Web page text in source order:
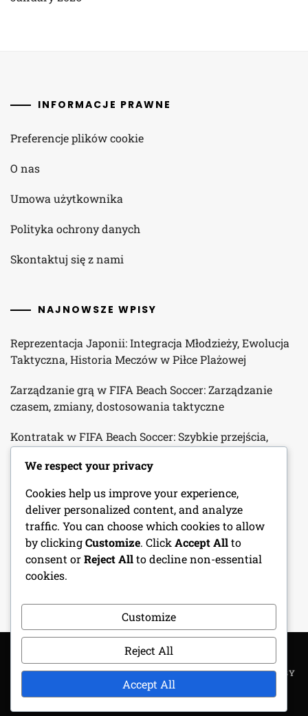
INFORMACJE PRAWNE
Preferencje plików cookie
O nas
Umowa użytkownika
Polityka ochrony danych
Skontaktuj się z nami
NAJNOWSZE WPISY
Reprezentacja Japonii: Integracja Młodzieży, Ewolucja
Taktyczna, Historia Meczów w Piłce Plażowej
Zarządzanie grą w FIFA Beach Soccer: Zarządzanie
czasem, zmiany, dostosowania taktyczne
Kontratak w FIFA Beach Soccer: Szybkie przejścia,
wykorzystywanie słabości, wykonanie
Plażowej 2024: Techniki wykończenia, Ruch bez piłki,
Metryki wydajności
Wpływowi trenerzy w FIFA Beach Soccer World Cup
2024: Filozofie coachingowe, rozwój graczy, strategie
meczowe
COPYRIGHT ALL RIGHTS RESERVED|THEME: METROGIST BY
UNITEDTHEME
We respect your privacy
Cookies help us improve your experience,
deliver personalized content, and analyze
traffic. You can choose which cookies to allow
by clickingCustomize. Click Accept Allto
consent orReject Allto decline non-essential
cookies.
Customize
Reject All
Accept All